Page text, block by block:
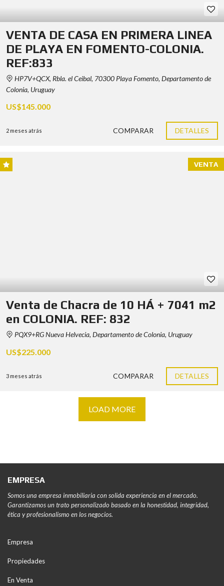
VENTA DE CASA EN PRIMERA LINEA
DE PLAYA EN FOMENTO-COLONIA.
REF:833
HP7V+QCX, Rbla. el Ceibal, 70300 Playa Fomento, Departamento de
Colonia, Uruguay
US$145.000
2 meses atrás COMPARAR DETALLES
VENTA
Venta de Chacra de 10 HÁ + 7041 m2
en COLONIA. REF: 832
PQX9+RG Nueva Helvecia, Departamento de Colonia, Uruguay
US$225.000
3 meses atrás COMPARAR DETALLES
LOAD MORE
EMPRESA
Somos una empresa inmobiliaria con solida experiencia en el mercado.
Garantizamos un trato personalizado basado en la honestidad, integridad,
ética y profesionalismo en los negocios.
Empresa
Propiedades
En Venta